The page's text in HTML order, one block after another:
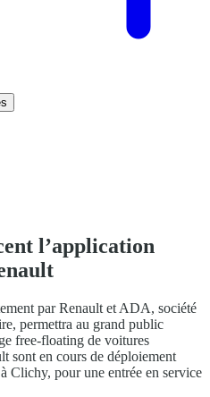
l’application
par Renault et ADA, société
permettra au grand public
free-floating de voitures
sont en cours de déploiement
Clichy, pour une entrée en service